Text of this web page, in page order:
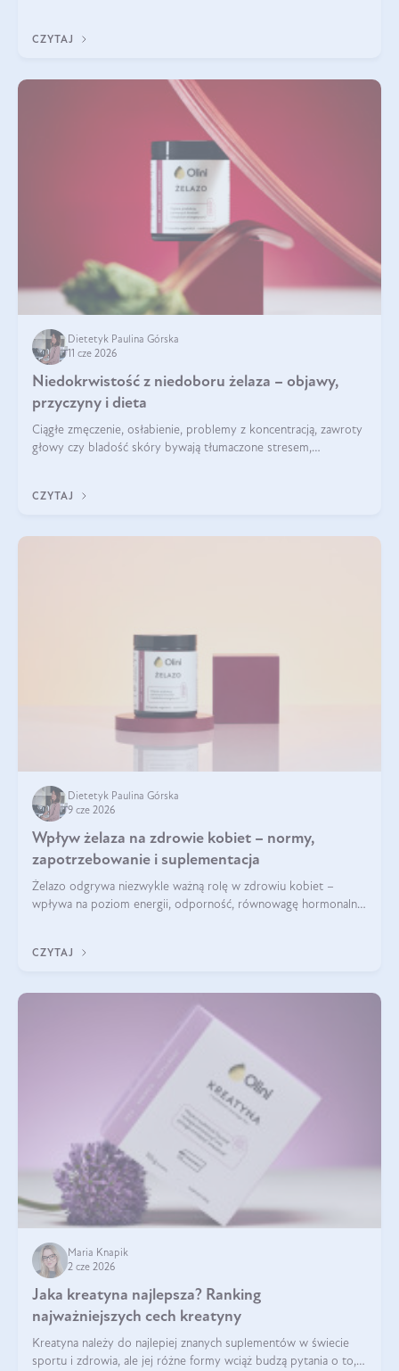
CZYTAJ
Dietetyk Paulina Górska
11 cze 2026
Niedokrwistość z niedoboru żelaza – objawy,
przyczyny i dieta
Ciągłe zmęczenie, osłabienie, problemy z koncentracją, zawroty
głowy czy bladość skóry bywają tłumaczone stresem,
CZYTAJ
Dietetyk Paulina Górska
9 cze 2026
Wpływ żelaza na zdrowie kobiet – normy,
zapotrzebowanie i suplementacja
Żelazo odgrywa niezwykle ważną rolę w zdrowiu kobiet –
wpływa na poziom energii, odporność, równowagę hormonalną
zawrotów głowy czy problemów z
CZYTAJ
Maria Knapik
2 cze 2026
Jaka kreatyna najlepsza? Ranking
najważniejszych cech kreatyny
Kreatyna należy do najlepiej znanych suplementów w świecie
sportu i zdrowia, ale jej różne formy wciąż budzą pytania o to,